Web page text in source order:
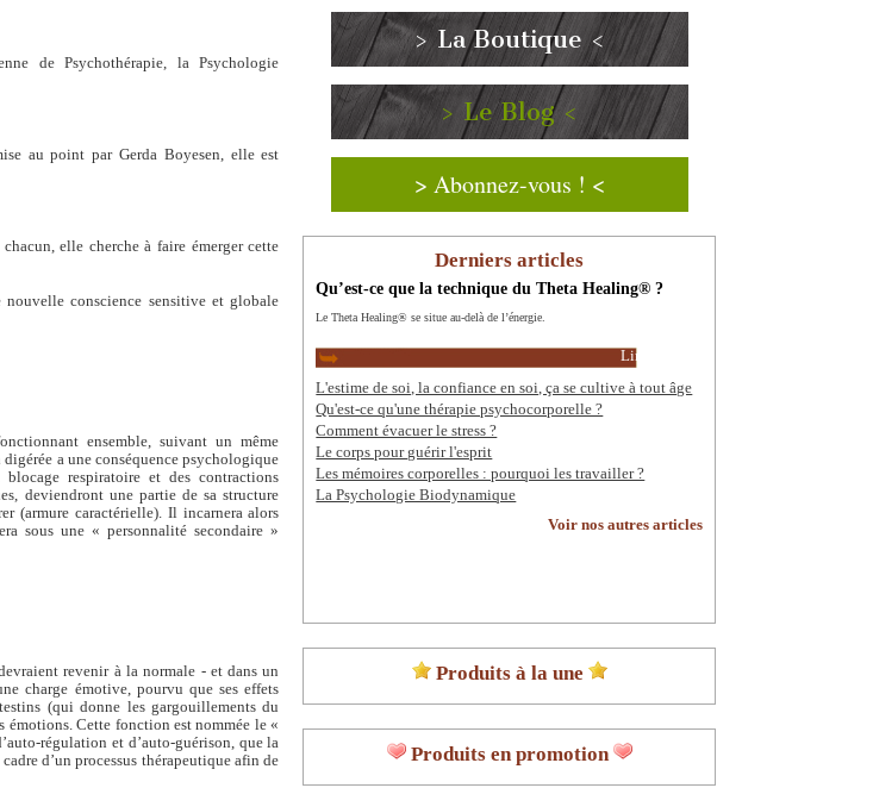
de Psychothérapie, la Psychologie
au point par Gerda Boyesen, elle est
elle cherche à faire émerger cette
conscience sensitive et globale
ensemble, suivant un même
a une conséquence psychologique
respiratoire et des contractions
deviendront une partie de sa structure
(armure caractérielle). Il incarnera alors
sous une « personnalité secondaire »
revenir à la normale - et dans un
charge émotive, pourvu que ses effets
(qui donne les gargouillements du
émotions. Cette fonction est nommée le «
régulation et d’auto-guérison, que la
d’un processus thérapeutique afin de
> La Boutique <
> Le Blog <
> Abonnez-vous ! <
Derniers articles
Qu’est-ce que la technique du Theta Healing® ?
Le Theta Healing® se situe au-delà de l’énergie.
Lire la suite
L'estime de soi, la confiance en soi, ça se cultive à tout âge
Qu'est-ce qu'une thérapie psychocorporelle ?
Comment évacuer le stress ?
Le corps pour guérir l'esprit
Les mémoires corporelles : pourquoi les travailler ?
La Psychologie Biodynamique
Voir nos autres articles
Produits à la une
Produits en promotion